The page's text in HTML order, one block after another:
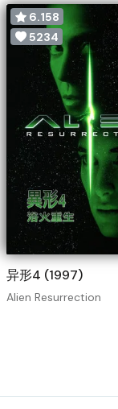
6.158
5234
异形4 (1997)
Alien Resurrection